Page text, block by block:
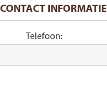
INFORMATIE
Telefoon: